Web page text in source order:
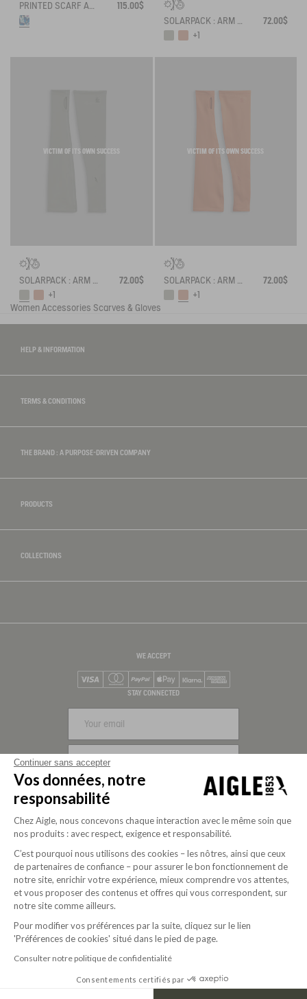
PRINTED SCARF AIGLE X DEYROLLE 115.00$
72.00$
+1
VICTIM OF ITS OWN SUCCESS
72.00$
+1
VICTIM OF ITS OWN SUCCESS
72.00$
+1
Women Accessories Scarves & Gloves
HELP & INFORMATION
TERMS & CONDITIONS
THE BRAND : A PURPOSE-DRIVEN COMPANY
PRODUCTS
COLLECTIONS
WE ACCEPT
Mastercard
PayPalApple Pay
STAY CONNECTED
© 2026 Aigle
Purpose-driven company since 2020
Continuer sans accepter
Vos données, notre
responsabilité
Chez Aigle, nous concevons chaque interaction avec le même soin que
nos produits : avec respect, exigence et responsabilité.
C’est pourquoi nous utilisons des cookies – les nôtres, ainsi que ceux
de partenaires de confiance – pour assurer le bon fonctionnement de
notre site, enrichir votre expérience, mieux comprendre vos attentes,
et vous proposer des contenus et offres qui vous correspondent, sur
notre site comme ailleurs.
Pour modifier vos préférences par la suite, cliquez sur le lien
'Préférences de cookies' situé dans le pied de page.
Consulter notre politique de confidentialité
Consentements certifiés par